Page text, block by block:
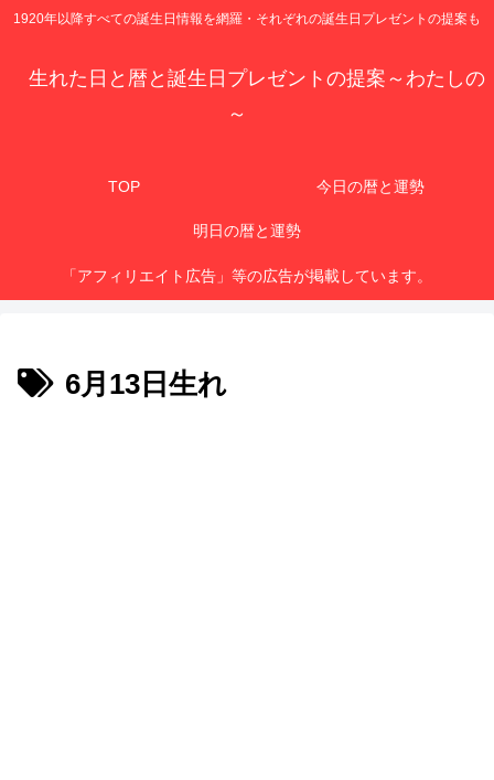
1920年以降すべての誕生日情報を網羅・それぞれの誕生日プレゼントの提案も
生れた日と暦と誕生日プレゼントの提案～わたしの
～
TOP 今日の暦と運勢
明日の暦と運勢
「アフィリエイト広告」等の広告が掲載しています。
6月13日生れ